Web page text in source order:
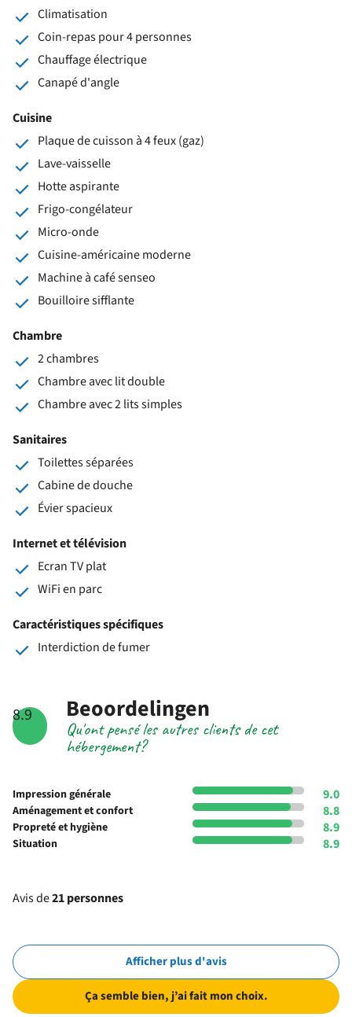
Climatisation
Coin-repas pour 4 personnes
Chauffage électrique
Canapé d'angle
Cuisine
Plaque de cuisson à 4 feux (gaz)
Lave-vaisselle
Hotte aspirante
Frigo-congélateur
Micro-onde
Cuisine-américaine moderne
Machine à café senseo
Bouilloire sifflante
Chambre
2 chambres
Chambre avec lit double
Chambre avec 2 lits simples
Sanitaires
Toilettes séparées
Cabine de douche
Évier spacieux
Internet et télévision
Ecran TV plat
WiFi en parc
Caractéristiques spécifiques
Interdiction de fumer
8.9
Qu'ont pensé les autres clients de cet
hébergement?
Beoordelingen
Impression générale 9.0
Aménagement et confort 8.8
Propreté et hygiène 8.9
Situation 8.9
Avis de21 personnes
Afficher plus d'avis
Ça semble bien, j’ai fait mon choix.